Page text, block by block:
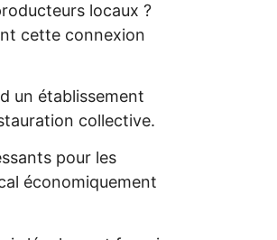
locaux ?
cette connexion
un établissement
collective.
pour les
économiquement